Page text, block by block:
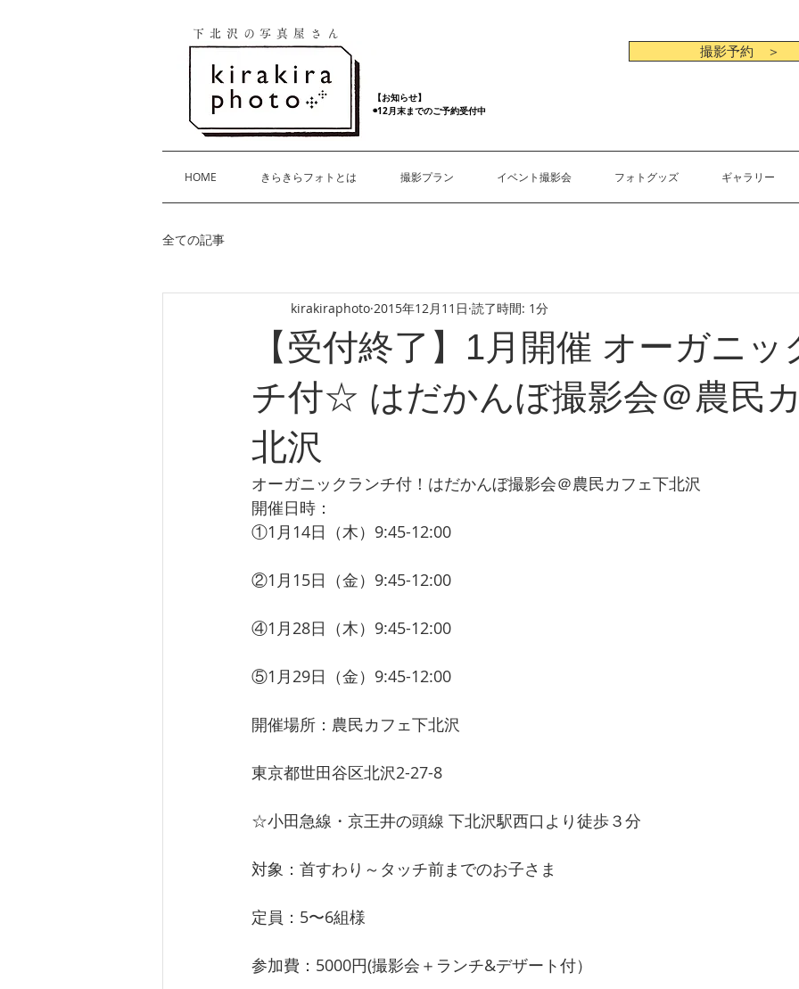
下北沢の写真屋さん
【お知らせ】
◉12月末までのご予約受付中
撮影予約 ＞
HOME きらきらフォトとは 撮影プラン イベント撮影会 フォトグッズ ギャラリー
全ての記事
【受付終了】1月開催 オーガニッ
チ付☆ はだかんぼ撮影会＠農民
北沢
kirakiraphoto 2015年12月11日 読了時間: 1分
オーガニックランチ付！はだかんぼ撮影会＠農民カフェ下北沢
開催日時：
①1月14日（木）9:45-12:00
②1月15日（金）9:45-12:00
④1月28日（木）9:45-12:00
⑤1月29日（金）9:45-12:00
開催場所：農民カフェ下北沢
東京都世田谷区北沢2-27-8
☆小田急線・京王井の頭線 下北沢駅西口より徒歩３分
対象：首すわり～タッチ前までのお子さま
定員：5〜6組様
参加費：5000円(撮影会＋ランチ&デザート付）